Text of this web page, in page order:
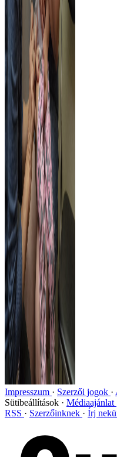
Impresszum Szerzői jogok
Sütibeállítások
Médiaajánlat
RSS
Szerzőinknek Írj